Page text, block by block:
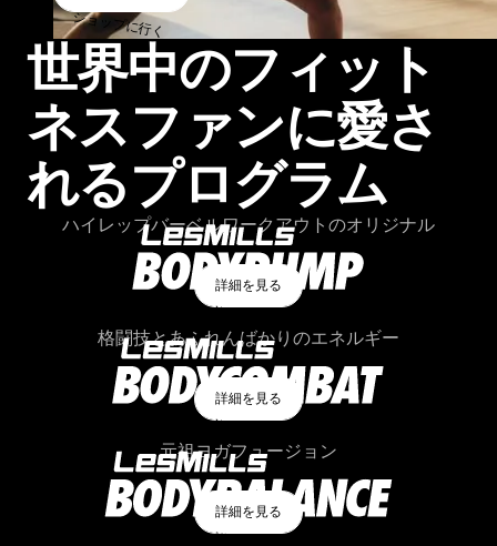
ショップに行く
世界中のフィット
ネスファンに愛さ
れるプログラム
ハイレップバーベルワークアウトのオリジナル
詳細を見る
詳細を見る
格闘技とあふれんばかりのエネルギー
詳細を見る
詳細を見る
元祖ヨガフュージョン
詳細を見る
詳細を見る